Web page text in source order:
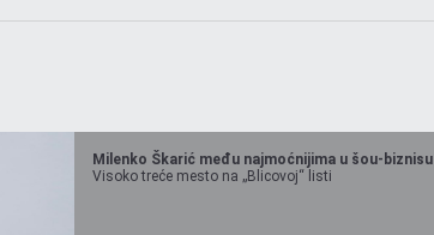
Milenko Škarić među najmoćnijima u šou-biznisu
Visoko treće mesto na „Blicovoj“ listi